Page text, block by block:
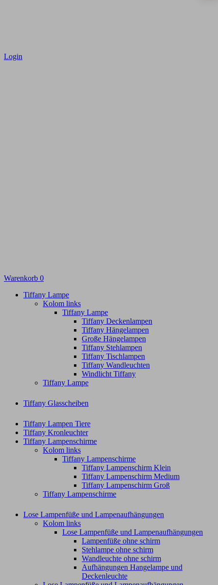
Login
Warenkorb 0
Tiffany Lampe
Kolom links
Tiffany Lampe
Tiffany Deckenlampen
Tiffany Hängelampen
Große Hängelampen
Tiffany Stehlampen
Tiffany Tischlampen
Tiffany Wandleuchten
Windlicht Tiffany
Tiffany Lampe
Tiffany Glasscheiben
Tiffany Lampen Tiere
Tiffany Kronleuchter
Tiffany Lampenschirme
Kolom links
Tiffany Lampenschirme
Tiffany Lampenschirm Klein​
Tiffany Lampenschirm Medium
Tiffany Lampenschirm Groß​
Tiffany Lampenschirme
Lose Lampenfüße und Lampenaufhängungen
Kolom links
Lose Lampenfüße und Lampenaufhängungen
Lampenfüße ohne schirm
Stehlampe ohne schirm
Wandleuchte ohne schirm
Aufhängungen Hangelampe und
Deckenleuchte